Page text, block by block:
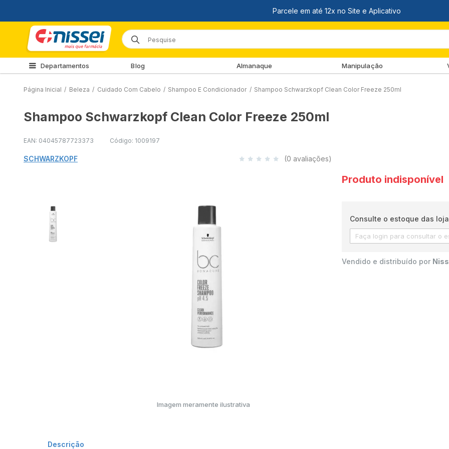
Departamentos Blog Almanaque Manipulação
Página Inicial / Beleza / Cuidado Com Cabelo / Shampoo E Condicionador / Shampoo Schwarzkopf Clean Color Freeze 250ml
Shampoo Schwarzkopf Clean Color Freeze 250ml
EAN: 04045787723373 Código: 1009197
SCHWARZKOPF (0 avaliações)
Imagem meramente ilustrativa
Produto indisponível
Consulte o estoque das
Vendido e distribuído por
Descrição